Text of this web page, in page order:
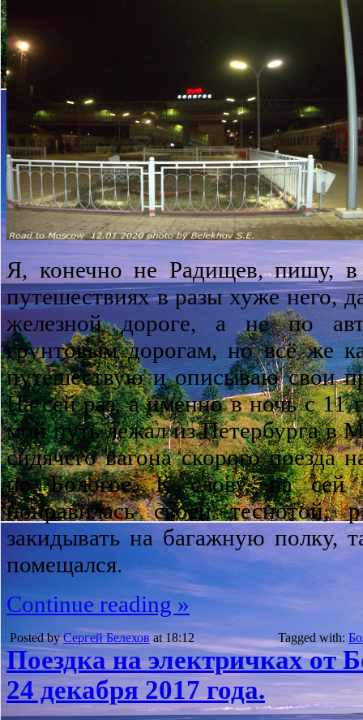
Я, конечно не Радищев, пишу,
путешествиях в разы хуже него,
железной дороге, а не по
грунтовым дорогам, но всё же
путешествую и описываю свои
На сей раз, а именно в ночь с 11
мой путь лежал из Петербурга в
сидячего вагона скорого поезда
по Бологое. К слову, на сей
понравилась своей теснотой,
закидывать на багажную полку,
помещался.
Continue reading »
Posted byСергей Белехов at 18:12 Tagged with:
Поездка на электричках от
24 декабря 2017 года.